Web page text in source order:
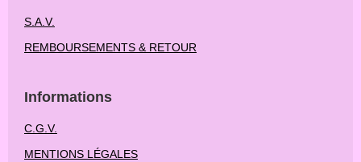
S.A.V.
REMBOURSEMENTS & RETOUR
Informations
C.G.V.
MENTIONS LÉGALES